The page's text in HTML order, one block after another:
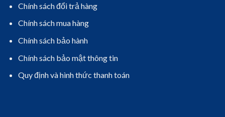
Chính sách đổi trả hàng
Chính sách mua hàng
Chính sách bảo hành
Chính sách bảo mật thông tin
Quy định và hình thức thanh toán